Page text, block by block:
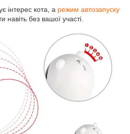
інтерес кота, а режим автозапуску
навіть без вашої участі.